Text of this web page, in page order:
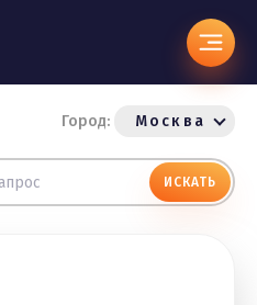
Город: Москва
ИСКАТЬ